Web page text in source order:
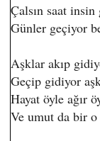
Çalsın saat insin
Günler geçiyor
Aşklar akıp
Geçip gidiyor
Hayat öyle ağır
Ve umut da bir